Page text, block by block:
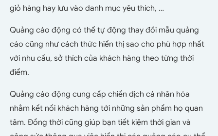
giỏ hàng hay lưu vào danh mục yêu thích, …
Quảng cáo động có thể tự động thay đổi mẫu quảng
cáo cũng như cách thức hiển thị sao cho phù hợp nhất
với nhu cầu, sở thích của khách hàng theo từng thời
điểm.
Quảng cáo động cung cấp chiến dịch cá nhân hóa
nhằm kết nối khách hàng tới những sản phẩm họ quan
tâm. Đồng thời cũng giúp bạn tiết kiệm thời gian và